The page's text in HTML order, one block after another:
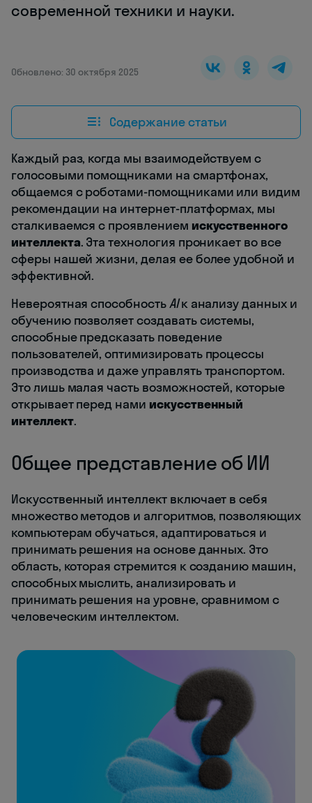
современной техники и науки.
Обновлено: 30 октября 2025
Содержание статьи
Каждый раз, когда мы взаимодействуем с
голосовыми помощниками на смартфонах,
общаемся с роботами-помощниками или видим
рекомендации на интернет-платформах, мы
сталкиваемся с проявлением искусственного
интеллекта. Эта технология проникает во все
сферы нашей жизни, делая ее более удобной и
эффективной.
Невероятная способностьAIк анализу данных и
обучению позволяет создавать системы,
способные предсказать поведение
пользователей, оптимизировать процессы
производства и даже управлять транспортом.
Это лишь малая часть возможностей, которые
открывает перед нами искусственный
интеллект.
Общее представление об ИИ
Искусственный интеллект включает в себя
множество методов и алгоритмов, позволяющих
компьютерам обучаться, адаптироваться и
принимать решения на основе данных. Это
область, которая стремится к созданию машин,
способных мыслить, анализировать и
принимать решения на уровне, сравнимом с
человеческим интеллектом.